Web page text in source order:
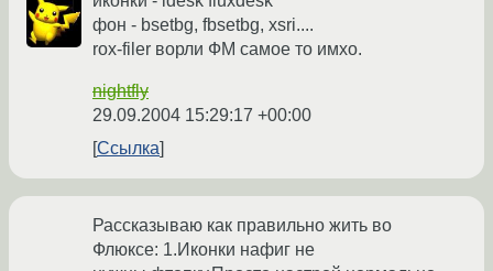
фон - bsetbg, fbsetbg, xsri....
rox-filer ворли ФМ самое то имхо.
nightfly
29.09.2004 15:29:17 +00:00
Ссылка
Рассказываю как правильно жить во
Флюксе: 1.Иконки нафиг не